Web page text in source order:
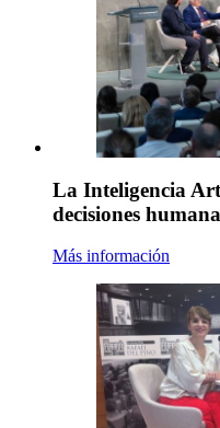
La Inteligencia
decisiones
Más información